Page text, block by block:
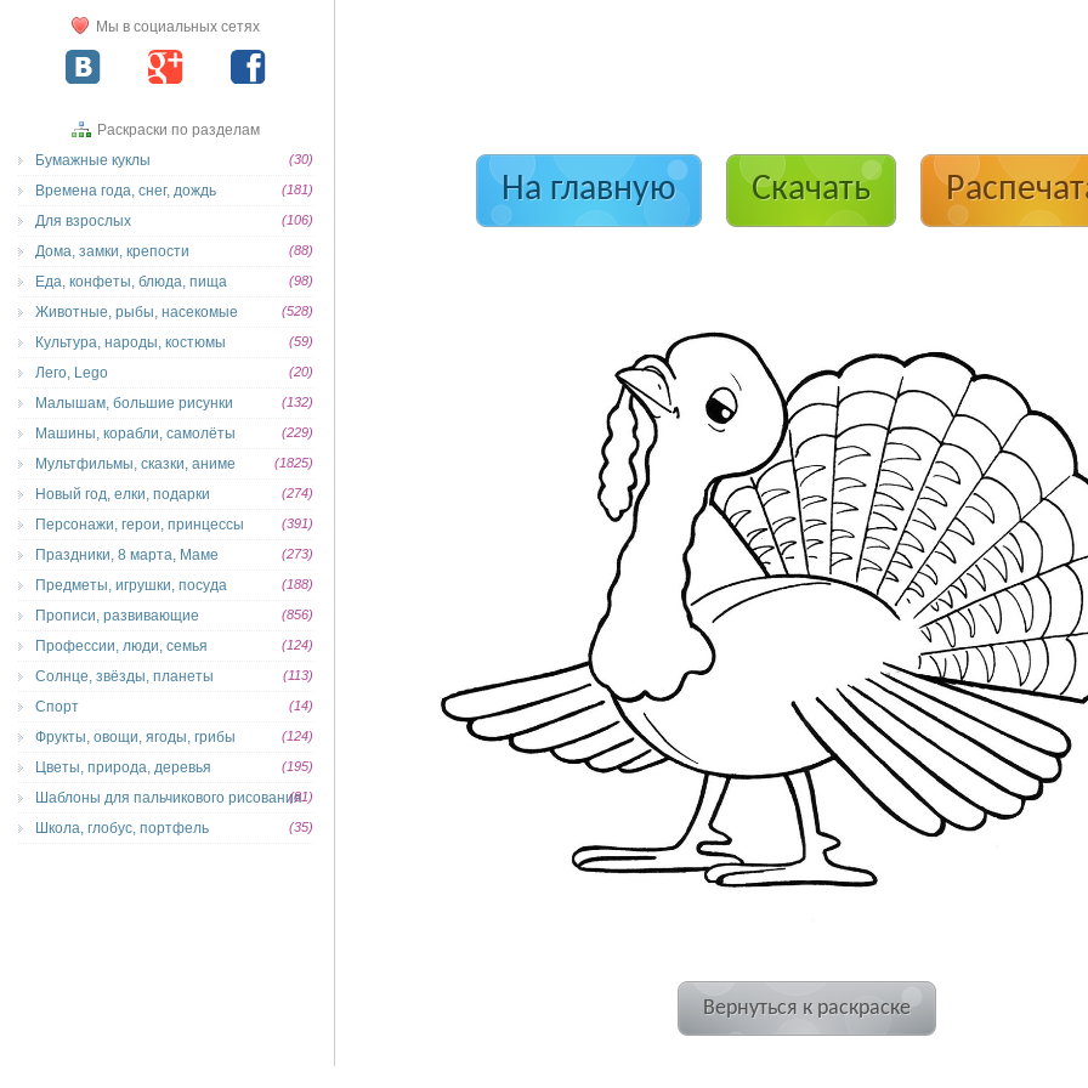
На главную Скачать
Вернуться к раскраске
Мы в социальных сетях
Раскраски по разделам
Бумажные куклы
(30)
Времена года, снег, дождь (181)
Для взрослых (106)
Дома, замки, крепости (88)
Еда, конфеты, блюда, пища (98)
Животные, рыбы, насекомые (528)
Культура, народы, костюмы (59)
Лего, Lego (20)
Малышам, большие рисунки (132)
Машины, корабли, самолёты (229)
Мультфильмы, сказки, аниме (1825)
Новый год, елки, подарки (274)
Персонажи, герои, принцессы (391)
Праздники, 8 марта, Маме (273)
Предметы, игрушки, посуда (188)
Прописи, развивающие (856)
Профессии, люди, семья (124)
Солнце, звёзды, планеты (113)
Спорт (14)
Фрукты, овощи, ягоды, грибы (124)
Цветы, природа, деревья (195)
Шаблоны для пальчикового рисования(81)
Школа, глобус, портфель (35)